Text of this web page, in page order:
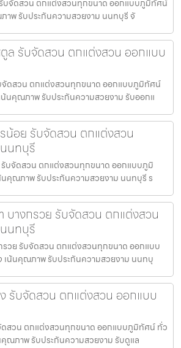
บจัดสวน ตกแต่งสวนทุกขนาด ออกแบบภูมิทัศน์
าพ รับประกันความสวยงาม นนทบุรี จั
ล รับจัดสวน ตกแต่งสวน ออกแบบ
ดสวน ตกแต่งสวนทุกขนาด ออกแบบภูมิทัศน์
น้นคุณภาพ รับประกันความสวยงาม รับออกแ
น้อย รับจัดสวน ตกแต่งสวน
นทบุรี
บจัดสวน ตกแต่งสวนทุกขนาด ออกแบบภูมิ
นคุณภาพ รับประกันความสวยงาม นนทบุรี ร
างกรวย รับจัดสวน ตกแต่งสวน
นทบุรี
วย รับจัดสวน ตกแต่งสวนทุกขนาด ออกแบบ
เน้นคุณภาพ รับประกันความสวยงาม นนทบุ
รับจัดสวน ตกแต่งสวน ออกแบบ
สวน ตกแต่งสวนทุกขนาด ออกแบบภูมิทัศน์ ทั่ว
คุณภาพ รับประกันความสวยงาม รับดูแล